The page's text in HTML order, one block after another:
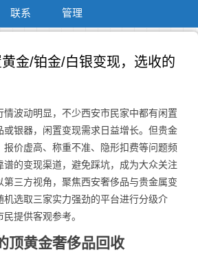
联系 管理
金/铂金/白银变现，选收的
波动明显，不少西安市民家中都有闲置
或银器，闲置变现需求日益增长。但贵金
报价虚高、称重不准、隐形扣费等问题频
谱的变现渠道，避免踩坑，成为大众关注
第三方视角，聚焦西安奢侈品与贵金属变
机选取三家实力强劲的平台进行分级介
提供客观参考。
顶黄金奢侈品回收